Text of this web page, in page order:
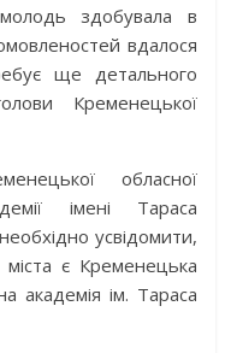
здобувала в
вдалося
ще детального
Кременецької
обласної
імені Тараса
усвідомити,
є Кременецька
академія ім. Тараса